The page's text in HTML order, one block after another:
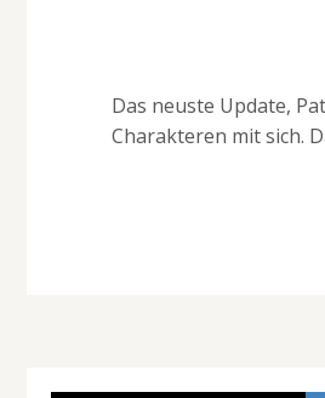
Das neuste Update,
Charakteren mit sich.